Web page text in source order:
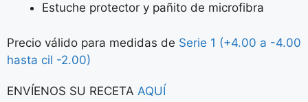
Estuche protector y pañito de microfibra
Precio válido para medidas de Serie 1 (+4.00 a -4.00
hasta cil -2.00)
ENVÍENOS SU RECETA AQUÍ